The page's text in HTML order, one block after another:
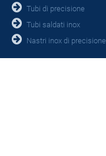
Tubi di precisione
Tubi saldati inox
Nastri inox di precisione